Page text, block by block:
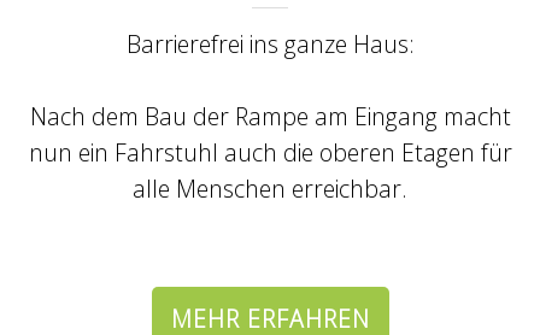
Barrierefrei ins ganze Haus:
Nach dem Bau der Rampe am Eingang macht
nun ein Fahrstuhl auch die oberen Etagen für
alle Menschen erreichbar.
MEHR ERFAHREN